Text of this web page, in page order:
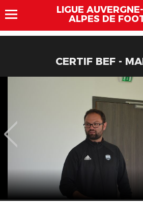
LIGUE
ALPES DE
CERTIF BEF -